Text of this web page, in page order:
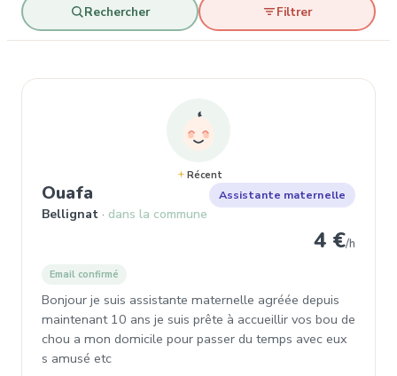
Rechercher Filtrer
Récent
Ouafa , Assistante maternelle à Bellignat
Bellignat dans la commune
Assistante maternelle
4 €/h
Email confirmé
Bonjour je suis assistante maternelle agréée depuis
maintenant 10 ans je suis prête à accueillir vos bou de
chou a mon domicile pour passer du temps avec eux
s amusé etc